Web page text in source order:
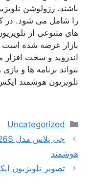
را شامل می شود. در
های متنوعی از
بازار عرضه شده است
اندروید و سخت افزار
بتواند برنامه ها و
تلویزیون هوشمند
دسته‌ها
Uncategorized
ناوبری
نوشته‌ها
هوشمند
تصویر تلویزیون